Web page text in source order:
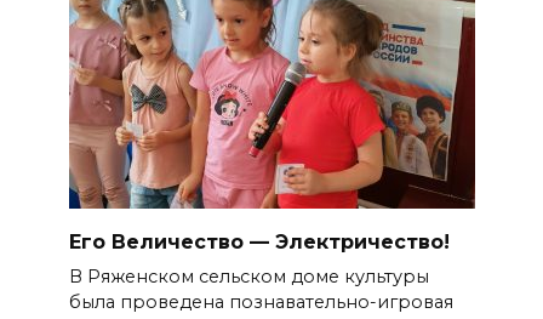
Его Величество — Электричество!
В Ряженском сельском доме культуры
была проведена познавательно-игровая